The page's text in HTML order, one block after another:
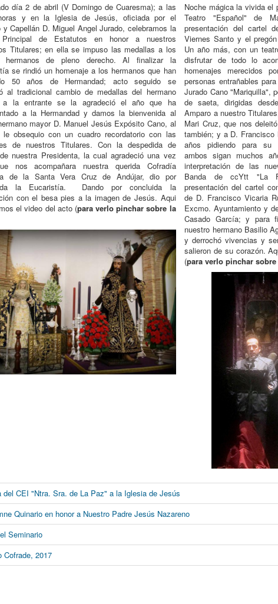
día 2 de abril (V Domingo de Cuaresma); a las
y en la Iglesia de Jesús, oficiada por el
y Capellán D. Miguel Angel Jurado, celebramos la
de Estatutos en honor a nuestros
Titulares; en ella se impuso las medallas a los
hermanos de pleno derecho. Al finalizar la
se rindió un homenaje a los hermanos que han
50 años de Hermandad; acto seguido se
al tradicional cambio de medallas del hermano
a la entrante se la agradeció el año que ha
a la Hermandad y damos la bienvenida al
mayor D. Manuel Jesús Expósito Cano, al
obsequio con un cuadro recordatorio con las
de nuestros Titulares. Con la despedida de
nuestra Presidenta, la cual agradeció una vez
nos acompañara nuestra querida Cofradía
de la Santa Vera Cruz de Andújar, dio por
la Eucaristía. Dando por concluida la
con el besa pies a la imagen de Jesús. Aqui
el video del acto (para verlo pinchar sobre la
Noche mágica la vivida el
Teatro "Español" de
presentación del cartel
Viernes Santo y el
Un año más, con un
disfrutar de todo lo
homenajes merecidos
personas entrañables
Jurado Cano "Mariquilla",
de saeta, dirigidas
Amparo a nuestro
Mari Cruz, que nos
también; y a D. Francisco
años pidiendo para su
ambos sigan muchos
interpretación de las
Banda de ccYtt "La
presentación del cartel
de D. Francisco Vicaria
Excmo. Ayuntamiento y
Casado García; y para
nuestro hermano Basilio
y derrochó vivencias y
salieron de su corazón.
(para verlo pinchar
del CEI "Ntra. Sra. de La Paz" a la Iglesia de Jesús
Quinario en honor a Nuestro Padre Jesús Nazareno
Seminario
Cofrade, 2017